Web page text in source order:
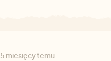
5 miesięcy temu